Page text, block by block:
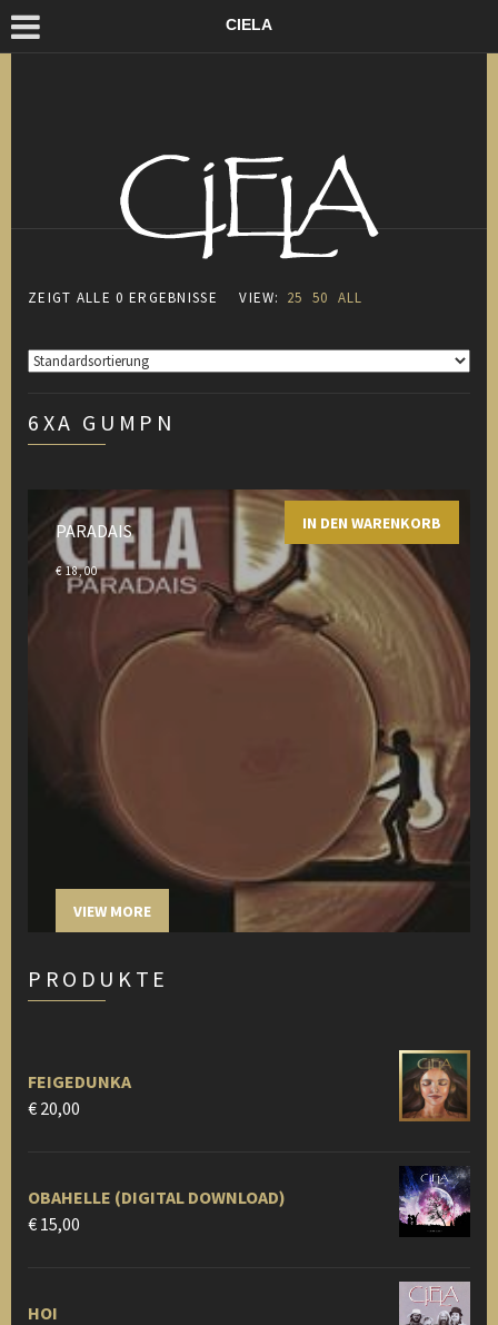
CIELA
ZEIGT ALLE 0 ERGEBNISSE VIEW: 25 50 ALL
6XA GUMPN
PARADAIS IN DEN WARENKORB
€18,00
VIEW MORE
PRODUKTE
FEIGEDUNKA
€ 20,00
OBAHELLE (DIGITAL DOWNLOAD)
€ 15,00
HOI